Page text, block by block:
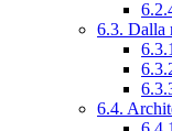
6.3. Dalla
6.4.